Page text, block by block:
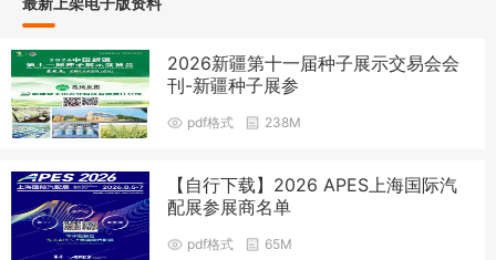
2026新疆第十一届种子展示交易会会
刊-新疆种子展参
pdf格式 238M
【自行下载】2026 APES上海国际汽
配展参展商名单
pdf格式 65M